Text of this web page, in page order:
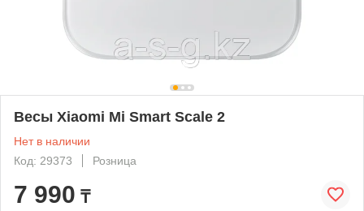
Весы Xiaomi Mi Smart Scale 2
Нет в наличии
Код: 29373
Розница
7 990 ₸